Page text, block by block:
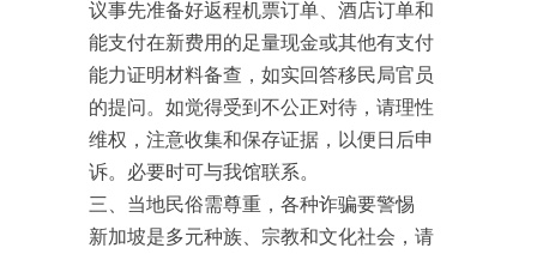
议事先准备好返程机票订单、酒店订单和
能支付在新费用的足量现金或其他有支付
能力证明材料备查，如实回答移民局官员
的提问。如觉得受到不公正对待，请理性
维权，注意收集和保存证据，以便日后申
诉。必要时可与我馆联系。
三、当地民俗需尊重，各种诈骗要警惕
新加坡是多元种族、宗教和文化社会，请